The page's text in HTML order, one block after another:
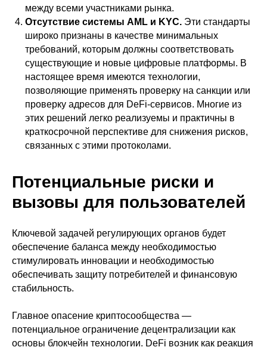
между всеми участниками рынка.
Отсутствие системы AML и KYC. Эти стандарты
широко признаны в качестве минимальных
требований, которым должны соответствовать
существующие и новые цифровые платформы. В
настоящее время имеются технологии,
позволяющие применять проверку на санкции или
проверку адресов для DeFi-сервисов. Многие из
этих решений легко реализуемы и практичны в
краткосрочной перспективе для снижения рисков,
связанных с этими протоколами.
Потенциальные риски и
вызовы для пользователей
Ключевой задачей регулирующих органов будет
обеспечение баланса между необходимостью
стимулировать инновации и необходимостью
обеспечивать защиту потребителей и финансовую
стабильность.
Главное опасение криптосообщества —
потенциальное ограничение децентрализации как
основы блокчейн технологии. DeFi возник как реакция
В первой я рассказалоб
основных ошибках,
которые совершают 90%
криптоинвесторов.
Во второйдал
инструменты,
получать доходность
выше всех тех 90%
криптоинвесторов.
Время чтения:
Совокупно изучив эти материалы,